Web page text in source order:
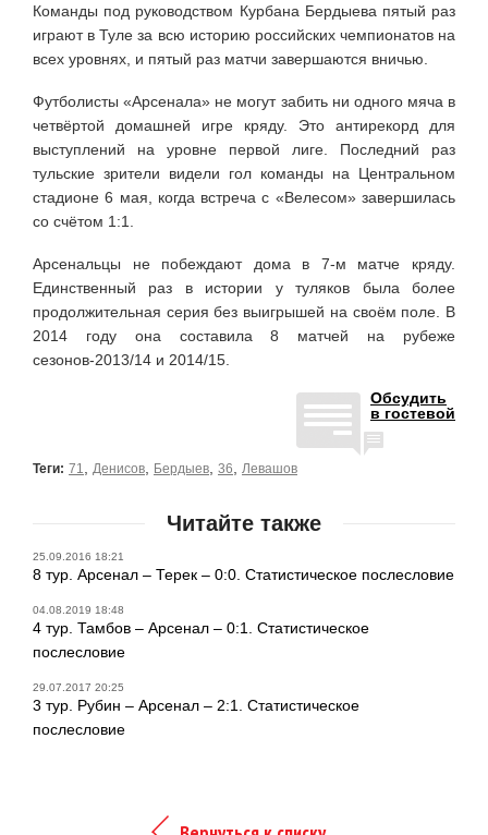
Команды под руководством Курбана Бердыева пятый раз
играют в Туле за всю историю российских чемпионатов на
всех уровнях, и пятый раз матчи завершаются вничью.
Футболисты «Арсенала» не могут забить ни одного мяча в
четвёртой домашней игре кряду. Это антирекорд для
выступлений на уровне первой лиге. Последний раз
тульские зрители видели гол команды на Центральном
стадионе 6 мая, когда встреча с «Велесом» завершилась
со счётом 1:1.
Арсенальцы не побеждают дома в 7-м матче кряду.
Единственный раз в истории у туляков была более
продолжительная серия без выигрышей на своём поле. В
2014 году она составила 8 матчей на рубеже
сезонов-2013/14 и 2014/15.
Обсудить
в гостевой
Теги: 71 Денисов Бердыев 36 Левашов
Читайте также
25.09.2016 18:21
8 тур. Арсенал – Терек – 0:0. Статистическое послесловие
04.08.2019 18:48
4 тур. Тамбов – Арсенал – 0:1. Статистическое
послесловие
29.07.2017 20:25
3 тур. Рубин – Арсенал – 2:1. Статистическое
послесловие